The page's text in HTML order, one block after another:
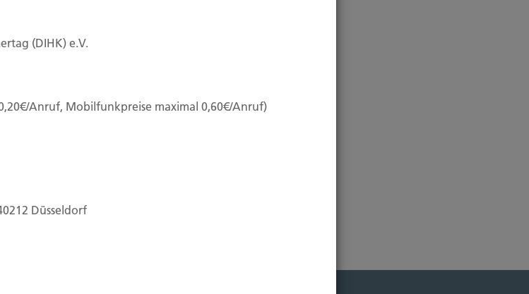
war. Dieses Risiko deckt
schlechte Beleuchtung
ist eine separate
(DIHK) e.V.
Anruf, Mobilfunkpreise maximal 0,60€/Anruf)
Düsseldorf